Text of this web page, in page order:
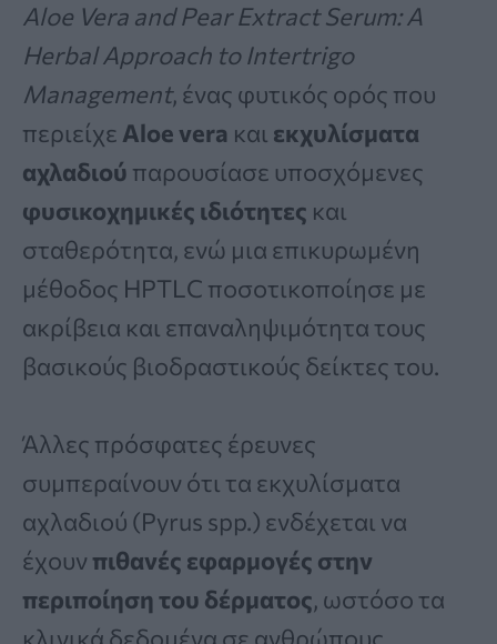
Aloe Vera and Pear Extract Serum: A
Herbal Approach to Intertrigo
Management, ένας φυτικός ορός που
περιείχε Aloe vera και εκχυλίσματα
αχλαδιού παρουσίασε υποσχόμενες
φυσικοχημικές ιδιότητες και
σταθερότητα, ενώ μια επικυρωμένη
μέθοδος HPTLC ποσοτικοποίησε με
ακρίβεια και επαναληψιμότητα τους
βασικούς βιοδραστικούς δείκτες του.
Άλλες πρόσφατες έρευνες
συμπεραίνουν ότι τα εκχυλίσματα
αχλαδιού (Pyrus spp.) ενδέχεται να
έχουν πιθανές εφαρμογές στην
περιποίηση του δέρματος, ωστόσο τα